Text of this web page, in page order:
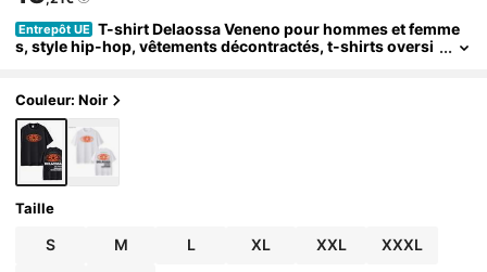
Entrepôt UE T-shirt Delaossa Veneno pour hommes et femme
s, style hip-hop, vêtements décontractés, t-shirts oversi
Couleur: Noir
Taille
S M L XL XXL XXXL